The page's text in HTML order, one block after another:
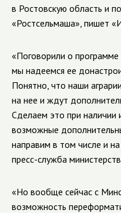
в Ростовскую область и
«Ростсельмаша», пишет
«Поговорили о
мы надеемся ее
Понятно, что наши
на нее и ждут
Сделаем это при наличии
возможные
направим в том числе и
пресс-служба
«Но вообще сейчас с
возможность